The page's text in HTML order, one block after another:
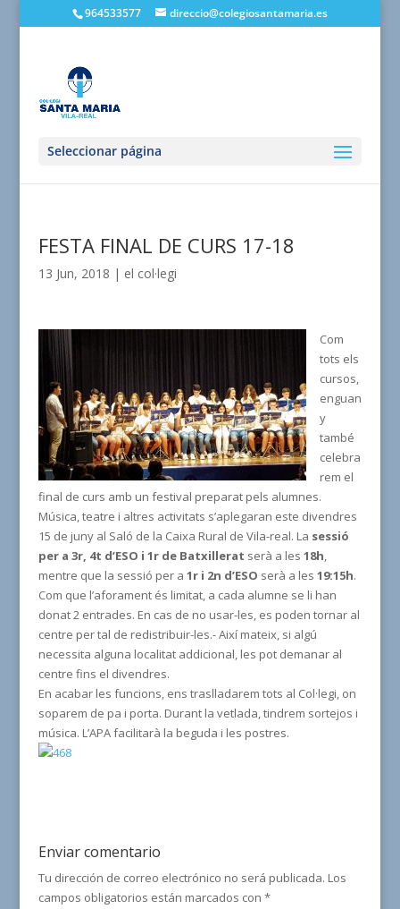
964533577 direccio@colegiosantamaria.es
Seleccionar página
FESTA FINAL DE CURS 17-18
13 Jun, 2018 | el col·legi
Com
tots els
cursos,
enguan
y
també
celebra
rem el
final de curs amb un festival preparat pels alumnes.
Música, teatre i altres activitats s’aplegaran este divendres
15 de juny al Saló de la Caixa Rural de Vila-real. La sessió
per a 3r, 4t d’ESO i 1r de Batxillerat serà a les 18h,
mentre que la sessió per a 1r i 2n d’ESO serà a les 19:15h.
Com que l’aforament és limitat, a cada alumne se li han
donat 2 entrades. En cas de no usar-les, es poden tornar al
centre per tal de redistribuir-les.- Així mateix, si algú
necessita alguna localitat addicional, les pot demanar al
centre fins el divendres.
En acabar les funcions, ens traslladarem tots al Col·legi, on
soparem de pa i porta. Durant la vetlada, tindrem sortejos i
música. L’APA facilitarà la beguda i les postres.
Enviar comentario
Tu dirección de correo electrónico no será publicada. Los
campos obligatorios están marcados con *